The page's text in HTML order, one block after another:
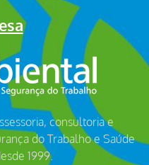
consultoria e
do Trabalho e Saúde
1999.